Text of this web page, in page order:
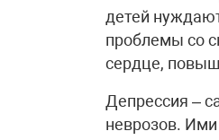
детей
проблемы со
сердце,
Депрессия –
неврозов.